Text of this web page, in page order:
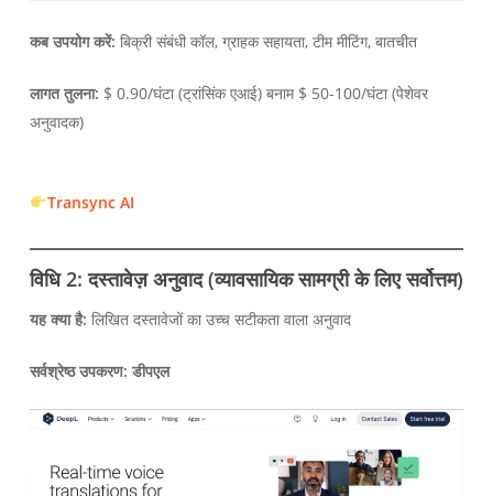
कब उपयोग करें: बिक्री संबंधी कॉल, ग्राहक सहायता, टीम मीटिंग, बातचीत
लागत तुलना: $ 0.90/घंटा (ट्रांसिंक एआई) बनाम $ 50-100/घंटा (पेशेवर
अनुवादक)
Transync AI
विधि 2: दस्तावेज़ अनुवाद (व्यावसायिक सामग्री के लिए सर्वोत्तम)
यह क्या है: लिखित दस्तावेजों का उच्च सटीकता वाला अनुवाद
सर्वश्रेष्ठ उपकरण: डीपएल